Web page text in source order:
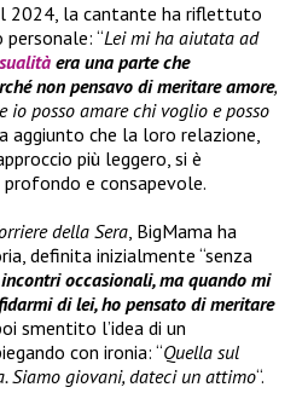
2024, la cantante ha riflettuto
“Lei mi ha aiutata ad
era una parte che
non pensavo di meritare amore,
io posso amare chi voglio e posso
aggiunto che la loro relazione,
più leggero, si è
e consapevole.
della Sera, BigMama ha
definita inizialmente “senza
occasionali, ma quando mi
di lei, ho pensato di meritare
smentito l’idea di un
con ironia: “Quella sul
Siamo giovani, dateci un attimo“.